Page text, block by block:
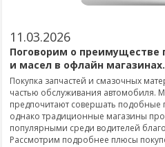
11.03.2026
Поговорим о преимуществе
и масел в офлайн магазинах.
Покупка запчастей и смазочных
частью обслуживания автомобиля.
предпочитают совершать
однако традиционные магазины
популярными среди водителей
Рассмотрим подробнее плюсы